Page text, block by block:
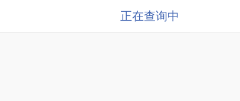
正在查询中